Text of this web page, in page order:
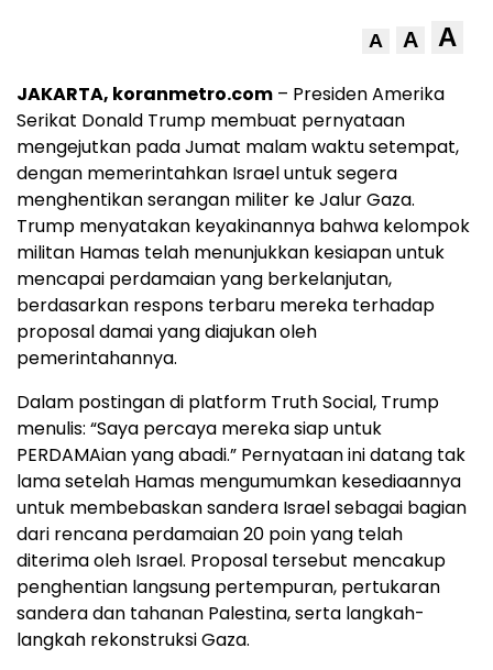
A A A
JAKARTA, koranmetro.com – Presiden Amerika
Serikat Donald Trump membuat pernyataan
mengejutkan pada Jumat malam waktu setempat,
dengan memerintahkan Israel untuk segera
menghentikan serangan militer ke Jalur Gaza.
Trump menyatakan keyakinannya bahwa kelompok
militan Hamas telah menunjukkan kesiapan untuk
mencapai perdamaian yang berkelanjutan,
berdasarkan respons terbaru mereka terhadap
proposal damai yang diajukan oleh
pemerintahannya.
Dalam postingan di platform Truth Social, Trump
menulis: “Saya percaya mereka siap untuk
PERDAMAian yang abadi.” Pernyataan ini datang tak
lama setelah Hamas mengumumkan kesediaannya
untuk membebaskan sandera Israel sebagai bagian
dari rencana perdamaian 20 poin yang telah
diterima oleh Israel. Proposal tersebut mencakup
penghentian langsung pertempuran, pertukaran
sandera dan tahanan Palestina, serta langkah-
langkah rekonstruksi Gaza.